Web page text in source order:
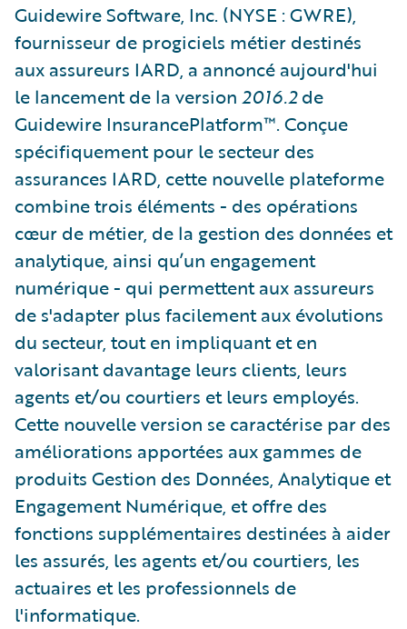
​Guidewire Software, Inc. (NYSE : GWRE),
fournisseur de progiciels métier destinés
aux assureurs IARD, a annoncé aujourd'hui
le lancement de la version 2016.2de
Guidewire InsurancePlatform™. Conçue
spécifiquement pour le secteur des
assurances IARD, cette nouvelle plateforme
combine trois éléments - des opérations
cœur de métier, de la gestion des données et
analytique, ainsi qu’un engagement
numérique - qui permettent aux assureurs
de s'adapter plus facilement aux évolutions
du secteur, tout en impliquant et en
valorisant davantage leurs clients, leurs
agents et/ou courtiers et leurs employés.
Cette nouvelle version se caractérise par des
améliorations apportées aux gammes de
produits Gestion des Données, Analytique et
Engagement Numérique, et offre des
fonctions supplémentaires destinées à aider
les assurés, les agents et/ou courtiers, les
actuaires et les professionnels de
l'informatique.